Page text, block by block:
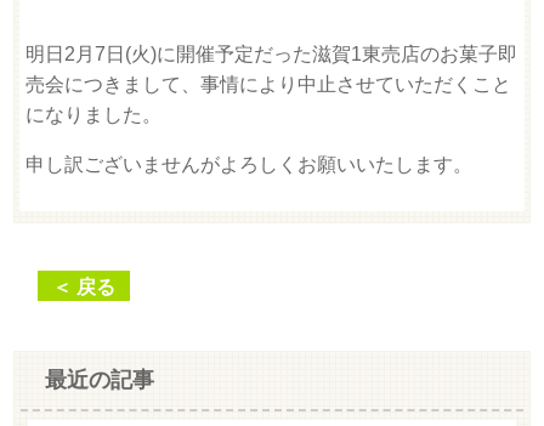
明日2月7日(火)に開催予定だった滋賀1東売店のお菓子即
売会につきまして、事情により中止させていただくこと
になりました。
申し訳ございませんがよろしくお願いいたします。
＜ 戻る
最近の記事